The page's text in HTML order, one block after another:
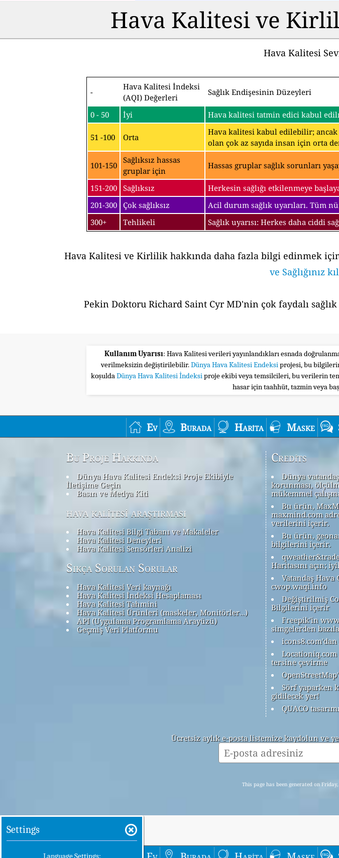
Hava Kalitesi ve
Hava Kalitesi
-
Hava Kalitesi İndeksi
(AQI) Değerleri
Sağlık Endişesinin Düzeyleri
0 - 50 İyi Hava kalitesi tatmin edici kabul
51 -100 Orta
Hava kalitesi kabul edilebilir; ancak
olan çok az sayıda insan için orta
101-150
Sağlıksız hassas
gruplar için
Hassas gruplar sağlık sorunları
151-200 Sağlıksız
Herkesin sağlığı etkilenmeye
201-300 Çok sağlıksız
Acil durum sağlık uyarıları. Tüm
300+
Tehlikeli Sağlık uyarısı: Herkes daha ciddi
Hava Kalitesi ve Kirlilik hakkında daha fazla bilgi edinmek
ve Sağlığınız
Pekin Doktoru Richard Saint Cyr MD'nin çok faydalı
Kullanım Uyarısı: Hava Kalitesi verileri yayınlandıkları esnada
verilmeksizin değiştirilebilir.Dünya Hava Kalitesi Endeksiprojesi, bu
koşuldaDünya Hava Kalitesi İndeksiproje ekibi veya temsilcileri, bu verilerin
hasar için taahhüt, tazmin veya
Ev Burada Harita Maske
Bu Proje Hakkında
Dünya Hava Kalitesi Endeksi Proje Ekibiyle
İletişime Geçin
Basın ve Medya Kiti
hava kalitesi araştırması
Hava Kalitesi Bilgi Tabanı ve Makaleler
Hava Kalitesi Deneyleri
Hava Kalitesi Sensörleri Analizi
Sıkça Sorulan Sorular
Hava Kalitesi Veri kaynağı
Hava Kalitesi İndeksi Hesaplaması
Hava Kalitesi Tahmini
Hava Kalitesi Ürünleri (maskeler, Monitörler…)
API (Uygulama Programlama Arayüzü)
Geçmiş Veri Platformu
Credits
Dünya
korunması,
mükemmel
Bu ürün,
maxmind.com
verilerini içerir.
Bu ürün,
bilgilerini içerir.
Haritasını açın;
Vatandaş Hava
cwop.waqi.info
Değiştirilmiş
Bilgilerini içerir
Freepik'in
simgelerden
icons8.com'dan
Locationiq.com
tersine çevirme
Sörf yaparken
gidilecek yer!
QUACO
Ücretsiz aylık e-posta listemize kaydolun ve
This page has been generated on
Settings